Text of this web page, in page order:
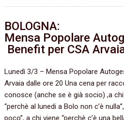
BOLOGNA:
Mensa Popolare
Benefit per CSA
Lunedì 3/3 – Mensa Popolare
Arvaia dalle ore 20 Una cena per
conosce (anche se è già socio) ,a
“perchè al lunedi a Bolo non c’è
poco”, a chi viene “perchè c’è una